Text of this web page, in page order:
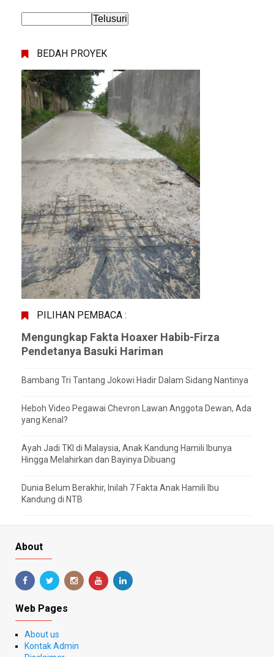
BEDAH PROYEK
PILIHAN PEMBACA :
Mengungkap Fakta Hoaxer Habib-Firza
Pendetanya Basuki Hariman
Bambang Tri Tantang Jokowi Hadir Dalam Sidang Nantinya
Heboh Video Pegawai Chevron Lawan Anggota Dewan, Ada
yang Kenal?
Ayah Jadi TKI di Malaysia, Anak Kandung Hamili Ibunya
Hingga Melahirkan dan Bayinya Dibuang
Dunia Belum Berakhir, Inilah 7 Fakta Anak Hamili Ibu
Kandung di NTB
About
Web Pages
About us
Kontak Admin